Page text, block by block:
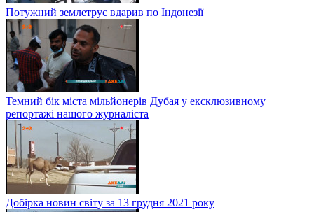
Потужний землетрус вдарив по Індонезії
Темний бік міста мільйонерів Дубая у ексклюзивному
репортажі нашого журналіста
Добірка новин світу за 13 грудня 2021 року